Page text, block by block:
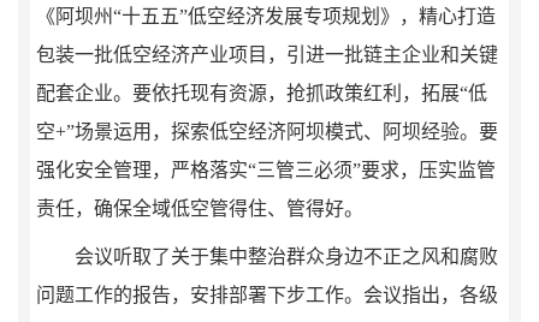
《阿坝州“十五五”低空经济发展专项规划》，精心打造
包装一批低空经济产业项目，引进一批链主企业和关键
配套企业。要依托现有资源，抢抓政策红利，拓展“低
空+”场景运用，探索低空经济阿坝模式、阿坝经验。要
强化安全管理，严格落实“三管三必须”要求，压实监管
责任，确保全域低空管得住、管得好。
会议听取了关于集中整治群众身边不正之风和腐败
问题工作的报告，安排部署下步工作。会议指出，各级